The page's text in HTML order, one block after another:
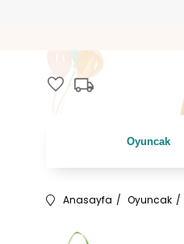
favorite local_shipping
Oyuncak
Anasayfa Oyuncak